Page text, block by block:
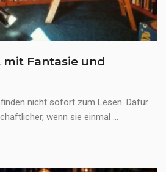
Fantasie und
nicht sofort zum Lesen. Dafür
wenn sie einmal ...